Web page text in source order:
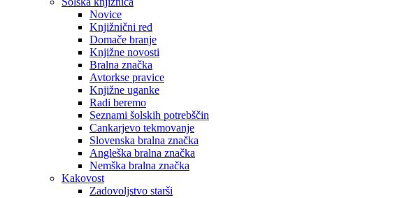
Novice
Knjižnični red
Domače branje
Knjižne novosti
Bralna značka
Avtorkse pravice
Knjižne uganke
Radi beremo
Seznami šolskih potrebščin
Cankarjevo tekmovanje
Slovenska bralna značka
Angleška bralna značka
Nemška bralna značka
Kakovost
Zadovoljstvo starši